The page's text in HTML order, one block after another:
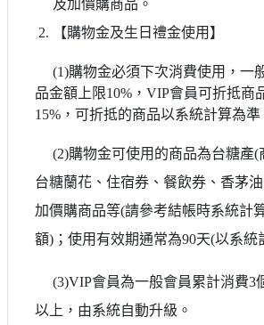
及加價購商品。
【購物金及生日禮金使用】
(1)購物金必須下次消費使用，一
品金額上限10%，VIP會員可折抵商
15%，可折抵的商品以系統計算為準
(2)購物金可使用的商品為台糖產(
台糖蘭花、住宿券、餐飲券、香茅
加價購商品等(請參考結帳時系統計
額)；使用有效期通常為90天(以系統
(3)VIP會員為一般會員累計消費3
以上，由系統自動升級。